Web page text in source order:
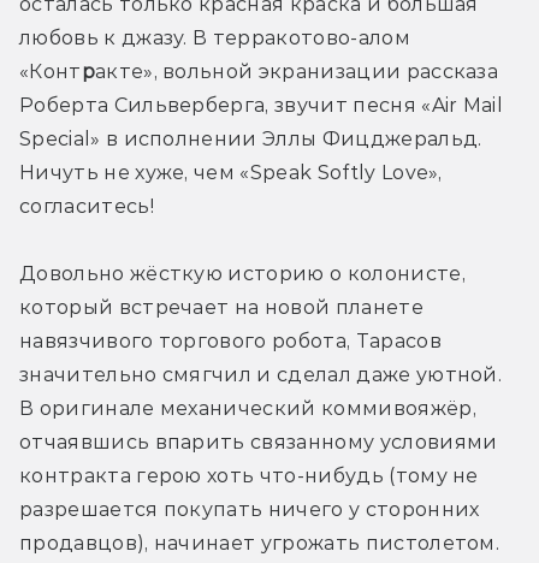
любовь к джазу. В терракотово-алом
«Контракте», вольной экранизации рассказа
Роберта Сильверберга, звучит песня «Air Mail
Special» в исполнении Эллы Фицджеральд.
Ничуть не хуже, чем «Speak Softly Love»,
согласитесь!
Довольно жёсткую историю о колонисте,
который встречает на новой планете
навязчивого торгового робота, Тарасов
значительно смягчил и сделал даже уютной.
В оригинале механический коммивояжёр,
отчаявшись впарить связанному условиями
контракта герою хоть что-нибудь (тому не
разрешается покупать ничего у сторонних
продавцов), начинает угрожать пистолетом.